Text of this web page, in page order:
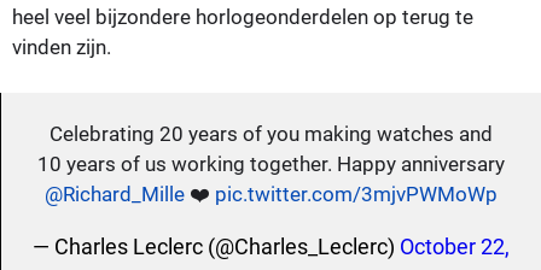
heel veel bijzondere horlogeonderdelen op terug te
vinden zijn.
Celebrating 20 years of you making watches and
10 years of us working together. Happy anniversary
@Richard_Mille ❤️ pic.twitter.com/3mjvPWMoWp
— Charles Leclerc (@Charles_Leclerc) October 22,